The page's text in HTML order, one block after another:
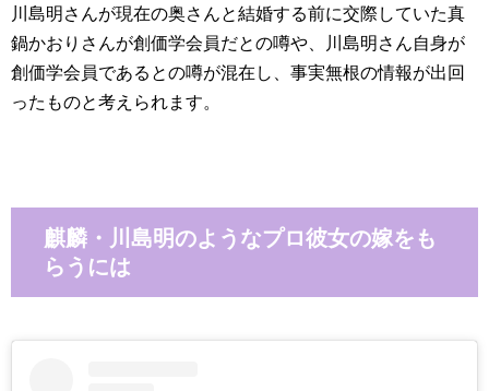
川島明さんが現在の奥さんと結婚する前に交際していた真
鍋かおりさんが創価学会員だとの噂や、川島明さん自身が
創価学会員であるとの噂が混在し、事実無根の情報が出回
ったものと考えられます。
麒麟・川島明のようなプロ彼女の嫁をも
らうには